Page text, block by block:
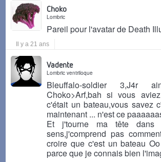
Choko
Lombric
Pareil pour l'avatar de Death
Il y a 21 ans
Vadente
Lombric ventriloque
Bleuffalo-soldier 3,J4r
Choko>Arf,bah si vous
c'était un bateau,vous savez
maintenant ... n'est ce
Et j'tourne ma tête dans
sens,j'comprend pas
croire que c'est un bateau
parce que je connais bien